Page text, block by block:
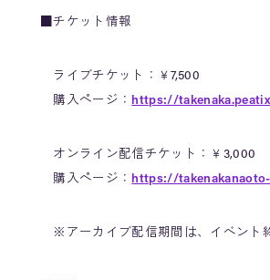
■チケット情報
ライブチケット：￥7,500
購入ページ： https://
オンライン配信チケット：￥3,000
購入ページ： https://
※アーカイブ配信期間は、イベント